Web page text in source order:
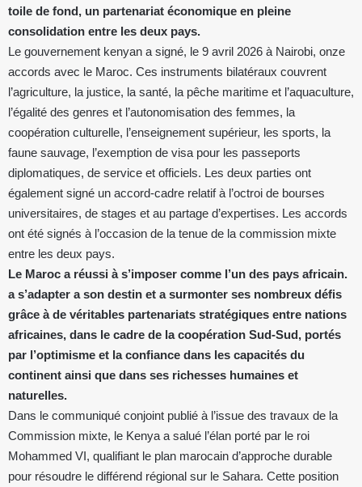
toile de fond, un partenariat économique en pleine
consolidation entre les deux pays.
Le gouvernement kenyan a signé, le 9 avril 2026 à Nairobi, onze
accords avec le Maroc. Ces instruments bilatéraux couvrent
l’agriculture, la justice, la santé, la pêche maritime et l’aquaculture,
l’égalité des genres et l’autonomisation des femmes, la
coopération culturelle, l’enseignement supérieur, les sports, la
faune sauvage, l’exemption de visa pour les passeports
diplomatiques, de service et officiels. Les deux parties ont
également signé un accord-cadre relatif à l’octroi de bourses
universitaires, de stages et au partage d’expertises. Les accords
ont été signés à l’occasion de la tenue de la commission mixte
entre les deux pays.
Le Maroc a réussi à s’imposer comme l’un des pays africain.
a s’adapter a son destin et a surmonter ses nombreux défis
grâce à de véritables partenariats stratégiques entre nations
africaines, dans le cadre de la coopération Sud‑Sud, portés
par l’optimisme et la confiance dans les capacités du
continent ainsi que dans ses richesses humaines et
naturelles.
Dans le communiqué conjoint publié à l’issue des travaux de la
Commission mixte, le Kenya a salué l’élan porté par le roi
Mohammed VI, qualifiant le plan marocain d’approche durable
pour résoudre le différend régional sur le Sahara. Cette position